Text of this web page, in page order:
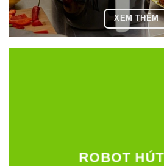
XEM THÊM
ROBOT